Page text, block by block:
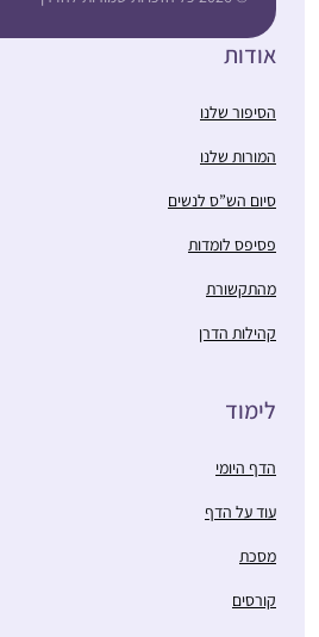
אודות
הסיפור שלנו
המורות שלנו
סיום הש”ס לנשים
פסיפס לומדות
מהתקשורת
קהילות הדרן
לימוד
הדף היומי
עוד על הדף
מסכת
קורסים